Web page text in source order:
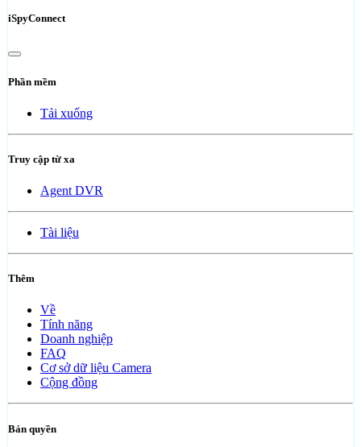
iSpyConnect
Phần mềm
Tải xuống
Truy cập từ xa
Agent DVR
Tài liệu
Thêm
Về
Tính năng
Doanh nghiệp
FAQ
Cơ sở dữ liệu Camera
Cộng đồng
Bản quyền